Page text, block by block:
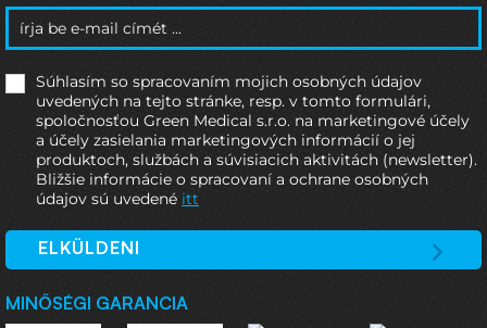
Súhlasím so spracovaním mojich osobných údajov
uvedených na tejto stránke, resp. v tomto formulári,
spoločnosťou Green Medical s.r.o. na marketingové účely
a účely zasielania marketingových informácií o jej
produktoch, službách a súvisiacich aktivitách (newsletter).
Bližšie informácie o spracovaní a ochrane osobných
údajov sú uvedené itt
ELKÜLDENI
MINŐSÉGI GARANCIA